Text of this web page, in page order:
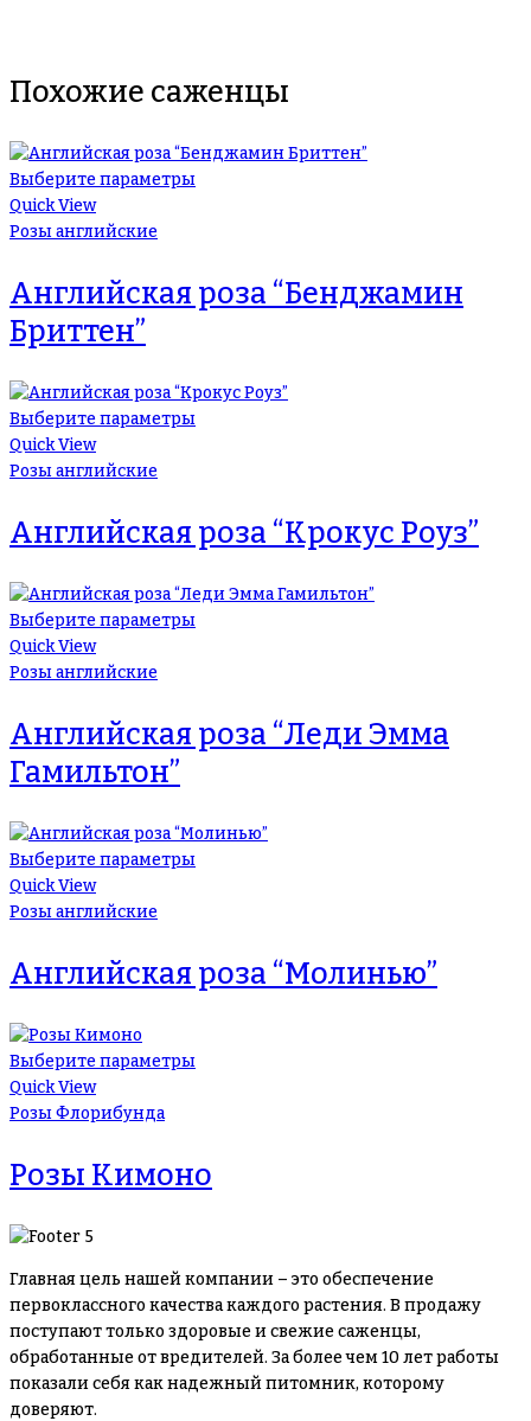
Похожие саженцы
Выберите параметры
Quick View
Розы английские
Английская роза “Бенджамин
Бриттен”
Выберите параметры
Quick View
Розы английские
Английская роза “Крокус Роуз”
Выберите параметры
Quick View
Розы английские
Английская роза “Леди Эмма
Гамильтон”
Выберите параметры
Quick View
Розы английские
Английская роза “Молинью”
Выберите параметры
Quick View
Розы Флорибунда
Розы Кимоно
Главная цель нашей компании – это обеспечение
первоклассного качества каждого растения. В продажу
поступают только здоровые и свежие саженцы,
обработанные от вредителей. За более чем 10 лет работы
показали себя как надежный питомник, которому
доверяют.